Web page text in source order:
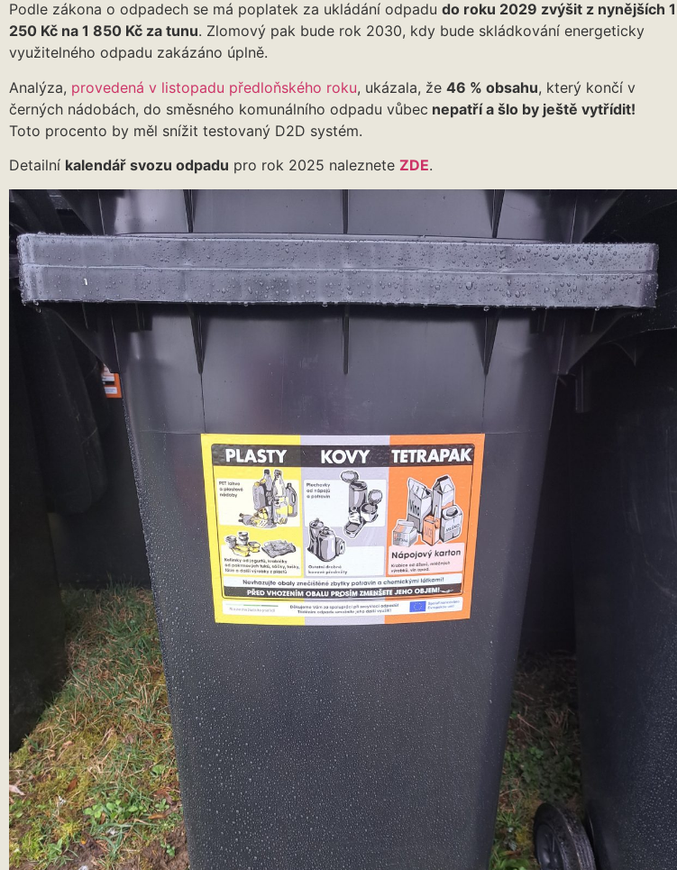
Podle zákona o odpadech se má poplatek za ukládání odpadu do roku 2029 zvýšit z nynějších 1
250 Kč na 1 850 Kč za tunu. Zlomový pak bude rok 2030, kdy bude skládkování energeticky
využitelného odpadu zakázáno úplně.
Analýza, provedená v listopadu předloňského roku, ukázala, že 46 % obsahu, který končí v
černých nádobách, do směsného komunálního odpadu vůbec nepatří a šlo by ještě vytřídit!
Toto procento by měl snížit testovaný D2D systém.
Detailní kalendář svozu odpadu pro rok 2025 naleznete ZDE.